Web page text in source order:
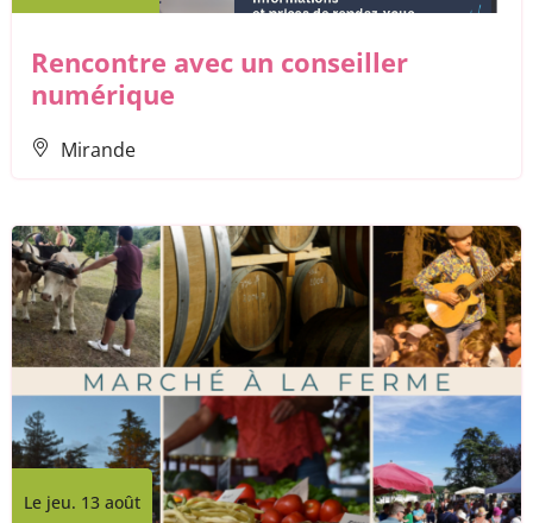
Rencontre avec un conseiller
numérique
Mirande
Le jeu. 13 août